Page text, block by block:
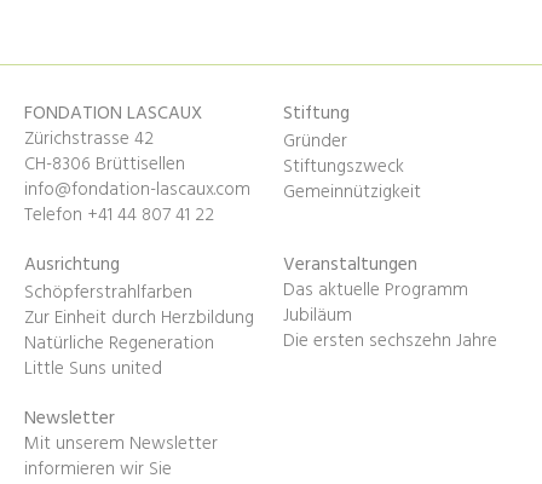
FONDATION LASCAUX
Zürichstrasse 42
CH-8306 Brüttisellen
info@fondation-lascaux.com
Telefon +41 44 807 41 22
Stiftung
Gründer
Stiftungszweck
Gemeinnützigkeit
Ausrichtung
Schöpferstrahlfarben
Zur Einheit durch Herzbildung
Natürliche Regeneration
Little Suns united
Veranstaltungen
Das aktuelle Programm
Jubiläum
Die ersten sechszehn Jahre
Newsletter
Mit unserem Newsletter
informieren wir Sie